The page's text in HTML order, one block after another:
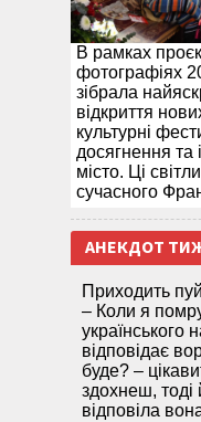
В рамках
фотографіях
зібрала
відкриття
культурні
досягнення та
місто. Ці
сучасного
АНЕКДОТ
Приходить
– Коли я
українського
відповідає
буде? –
здохнеш, тоді
відповіла